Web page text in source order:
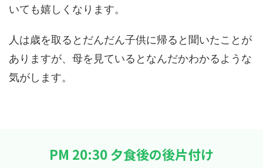
いても嬉しくなります。
人は歳を取るとだんだん子供に帰ると聞いたことが
ありますが、母を見ているとなんだかわかるような
気がします。
PM 20:30 夕食後の後片付け